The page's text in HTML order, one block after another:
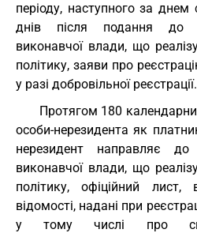
періоду, наступного за
днів після подання до
виконавчої влади, що
політику, заяви про
у разі добровільної реєстрації.
Протягом 180
особи-нерезидента як
нерезидент направляє до
виконавчої влади, що
політику, офіційний
відомості, надані при
у тому числі про свій